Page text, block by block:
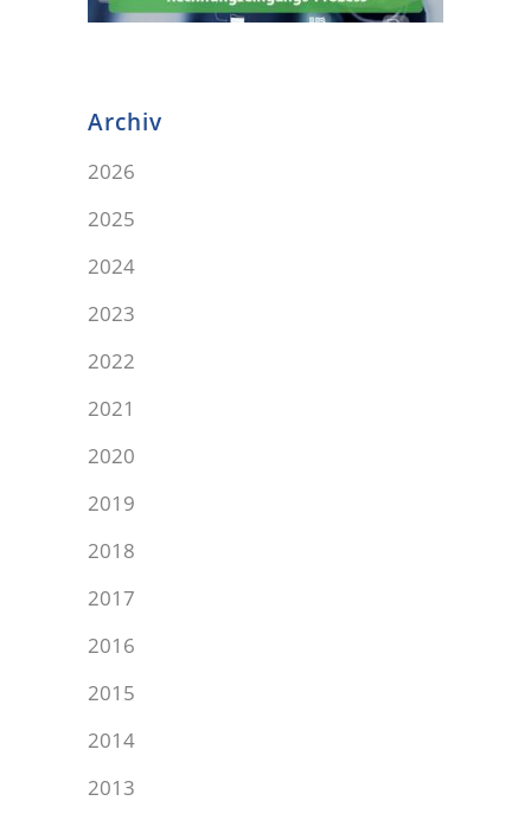
Archiv
2026
2025
2024
2023
2022
2021
2020
2019
2018
2017
2016
2015
2014
2013